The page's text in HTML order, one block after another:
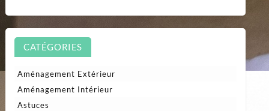
CATÉGORIES
Aménagement Extérieur
Aménagement Intérieur
Astuces